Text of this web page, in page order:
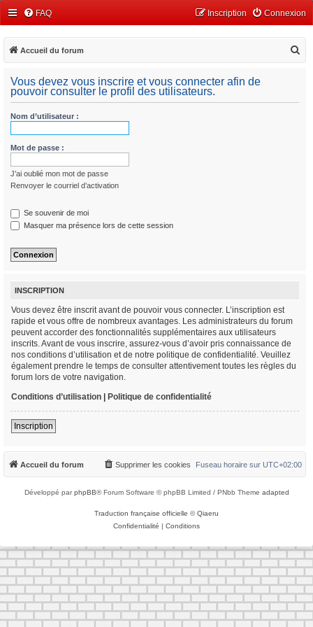
FAQ Connexion
Inscription
Accueil du forum
Vous devez vous inscrire et vous connecter afin de
pouvoir consulter le profil des utilisateurs.
Nom d’utilisateur :
Mot de passe :
J’ai oublié mon mot de passe
Renvoyer le courriel d’activation
Se souvenir de moi
Masquer ma présence lors de cette session
INSCRIPTION
Vous devez être inscrit avant de pouvoir vous connecter. L’inscription est
rapide et vous offre de nombreux avantages. Les administrateurs du forum
peuvent accorder des fonctionnalités supplémentaires aux utilisateurs
inscrits. Avant de vous inscrire, assurez-vous d’avoir pris connaissance de
nos conditions d’utilisation et de notre politique de confidentialité. Veuillez
également prendre le temps de consulter attentivement toutes les règles du
forum lors de votre navigation.
Conditions d’utilisation | Politique de confidentialité
Inscription
Accueil du forum Fuseau horaire sur UTC+02:00
Supprimer les cookies
Développé parphpBB® Forum Software © phpBB Limited / PNbb Theme adapted
Traduction française officielle ©Qiaeru
Confidentialité | Conditions